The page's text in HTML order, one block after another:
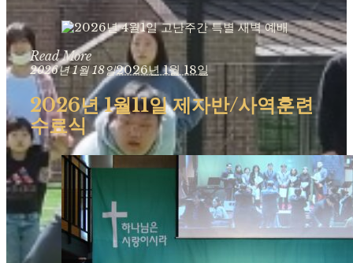
Read More
2026년 1월 18일2026년 1월 18일
2026년 1월11일 제자반/사역훈련
수료식